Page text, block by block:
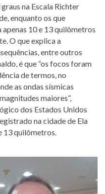
na Escala Richter
enquanto os que
10 e 13 quilômetros
O que explica a
entre outros
é que “os focos foram
de termos, no
as ondas sísmicas
maiores”,
dos Estados Unidos
na cidade de Ela
13 quilômetros.